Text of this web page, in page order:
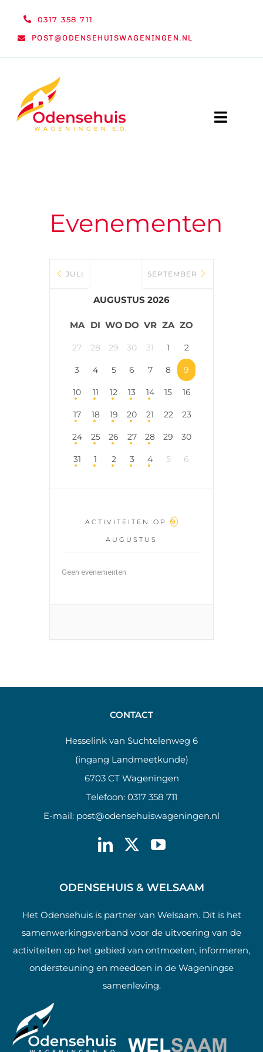
0317 358 711
POST@ODENSEHUISWAGENINGEN.NL
Toggle
ACTIVITEITENEvenementen
JULI
AUGUSTUS 2026
SEPTEMBER
MA DI WO DO VR ZA ZO
27 28 29 30 31 1 2
3 4 5 6 7 8 9
10 11 12 13 14 15 16
17 18 19 20 21 22 23
24 25 26 27 28 29 30
31 1 2 3 4 5 6
ACTIVITEITEN OP 9
AUGUSTUS
Geen evenementen
CONTACT
Hesselink van Suchtelenweg 6
(ingang Landmeetkunde)
6703 CT Wageningen
Telefoon: 0317 358 711
E-mail: post@odensehuiswageningen.nl
ODENSEHUIS & WELSAAM
Het Odensehuis is partner van Welsaam. Dit is het
samenwerkingsverband voor de uitvoering van de
activiteiten op het gebied van ontmoeten, informeren,
ondersteuning en meedoen in de Wageningse
samenleving.